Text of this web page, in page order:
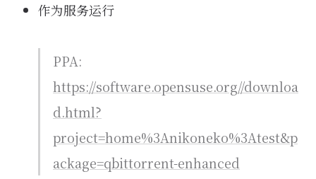
作为服务运行
PPA:
https://software.opensuse.org//downloa
d.html?
project=home%3Anikoneko%3Atest&p
ackage=qbittorrent-enhanced